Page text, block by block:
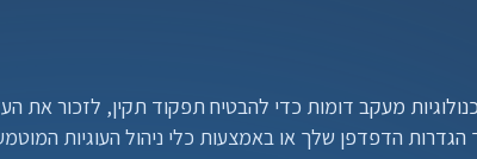
הגדרות הדפדפן שלך או באמצעות כלי ניהול העוגיות